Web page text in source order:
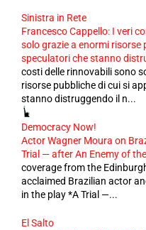
Sinistra in Rete
Francesco Cappello: I veri
solo grazie a enormi risorse
speculatori che stanno
costi delle rinnovabili sono
risorse pubbliche di cui si
stanno distruggendo il n...
Democracy Now!
Actor Wagner Moura on
Trial — after An Enemy of
coverage from the
acclaimed Brazilian actor
in the play *A Trial —...
El Salto